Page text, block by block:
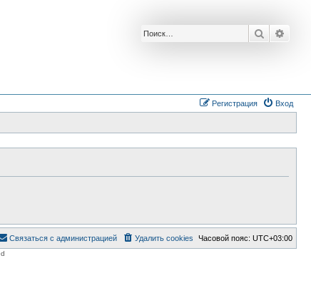
Поиск
Вход
Регистрация
Часовой пояс: UTC+03:00
Удалить cookies
Связаться с администрацией